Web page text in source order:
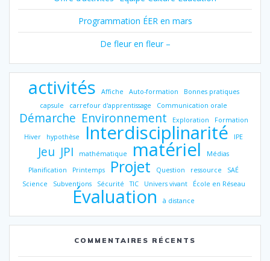
Programmation ÉER en mars
De fleur en fleur –
activités Affiche Auto-formation
Bonnes pratiques
capsule
carrefour d'apprentissage Communication orale
Démarche Environnement Exploration
Formation
Hiver
hypothèse Interdisciplinarité IPE
Jeu JPI mathématique matériel
Médias
Planification
Printemps Projet Question ressource
SAÉ
Science
Subventions Sécurité TIC Univers vivant École en Réseau
Évaluation à distance
COMMENTAIRES RÉCENTS